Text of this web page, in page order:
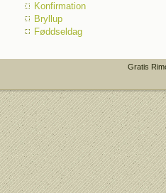
Konfirmation
Bryllup
Føddseldag
Gratis